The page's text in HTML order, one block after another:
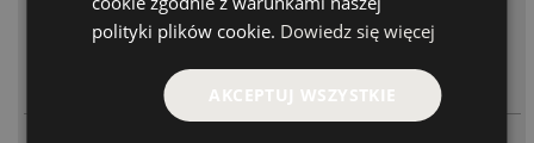
64.00 PLN - + PARAMETRY
polityki plików cookie. Dowiedz się więcej
AKCEPTUJ WSZYSTKIE